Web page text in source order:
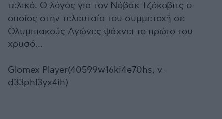
τελικό. Ο λόγος για τον Νόβακ Τζόκοβιτς ο
οποίος στην τελευταία του συμμετοχή σε
Ολυμπιακούς Αγώνες ψάχνει το πρώτο του
χρυσό...
Glomex Player(40599w16ki4e70hs, v-
d33phl3yx4ih)